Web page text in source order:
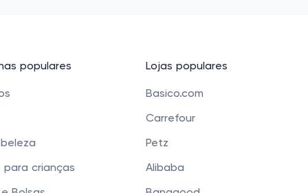
populares
para crianças
Lojas populares
Basico.com
Carrefour
Petz
Alibaba